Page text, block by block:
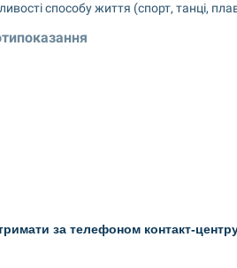
способу життя (спорт, танці,
за телефоном контакт-